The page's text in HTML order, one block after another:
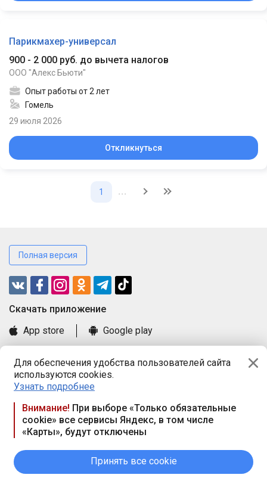
Для обеспечения удобства пользователей сайта
используются cookies.
Узнать подробнее
Внимание! При выборе «Только обязательные
cookie» все сервисы Яндекс, в том числе
«Карты», будут отключены
Принять все cookie
Парикмахер-универсал
900 - 2 000 руб. до вычета налогов
ООО "Алекс Бьюти"
Опыт работы от 2 лет
Гомель
29 июля 2026
Откликнуться
1 ...
Полная версия
Cкачать приложение
App store
Google play
Книга замечаний и предложений
Правила и документы
Praca.by © 2000—2026, ООО «ПРАЦА БАЙ»
Республика Беларусь, 220114, г. Минск, пр-т Независимости
117а, пом. № 9.
вых. дн. — сб., вс.
Режим работы сайта — круглосуточно. E-mail ООО «ПРАЦА
БАЙ» editor@praca.by